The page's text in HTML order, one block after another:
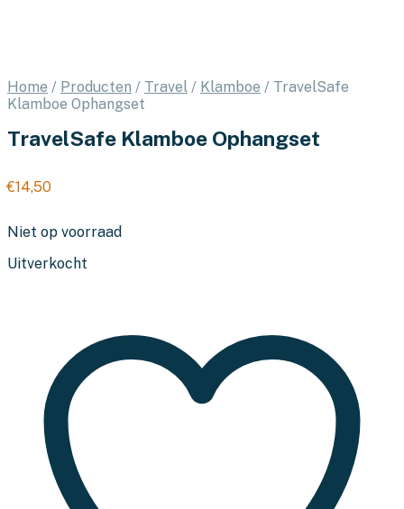
Home / Producten / Travel / Klamboe / TravelSafe
Klamboe Ophangset
TravelSafe Klamboe Ophangset
€14,50
Niet op voorraad
Uitverkocht